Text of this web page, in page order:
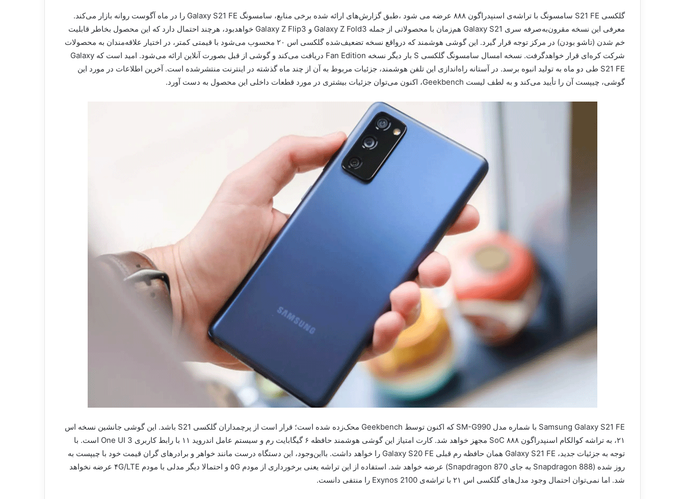
گلکسی S21 FE سامسونگ با تراشه‌ی اسنپدراگون ۸۸۸ عرضه می شود ،طبق گزارش‌های ارائه شده برخی منابع، سامسونگ Galaxy S21 FE را در ماه آگوست روانه بازار می‌کند.
معرفی این نسخه مقرون‌به‌صرفه سری Galaxy S21 هم‌زمان با محصولاتی از جمله Galaxy Z Fold3 و Galaxy Z Flip3 خواهدبود، هرچند احتمال دارد که این محصول بخاطر قابلیت
خم شدن (تاشو بودن) در مرکز توجه قرار گیرد. این گوشی هوشمند که درواقع نسخه تضعیف‌شده گلکسی اس ۲۰ محسوب می‌شود با قیمتی کمتر، در اختیار علاقه‌مندان به محصولات
شرکت کره‌ای قرار خواهدگرفت. نسخه امسال سامسونگ گلکسی S بار دیگر نسخه Fan Edition دریافت می‌کند و گوشی از قبل بصورت آنلاین ارائه می‌شود. امید است که Galaxy
S21 FE طی دو ماه به تولید انبوه برسد. در آستانه راه‌اندازی این تلفن هوشمند، جزئیات مربوط به آن از چند ماه گذشته در اینترنت منتشرشده است. آخرین اطلاعات در مورد این
گوشی، چیپست آن را تأیید می‌کند و به لطف لیست Geekbench، اکنون می‌توان جزئیات بیشتری در مورد قطعات داخلی این محصول به دست آورد.
Samsung Galaxy S21 FE با شماره مدل SM-G990 که اکنون توسط Geekbench محک‌زده شده است؛ قرار است از پرچمداران گلکسی S21 باشد. این گوشی جانشین نسخه اس
۲۱، به تراشه کوالکام اسنپدراگون ۸۸۸ SoC مجهز خواهد شد. کارت امتیاز این گوشی هوشمند حافظه ۶ گیگابایت رم و سیستم عامل اندروید ۱۱ با رابط کاربری One UI 3 است. با
توجه به جزئیات جدید، Galaxy S21 FE همان حافظه رم قبلی Galaxy S20 FE را خواهد داشت. بااین‌وجود، این دستگاه درست مانند خواهر و برادرهای گران قیمت خود با چیپست به
روز شده (Snapdragon 888 به جای Snapdragon 870) عرضه خواهد شد. استفاده از این تراشه یعنی برخورداری از مودم ۵G و احتمالا دیگر مدلی با مودم ۴G/LTE عرضه نخواهد
شد. اما نمی‌توان احتمال وجود مدل‌های گلکسی اس ۲۱ با تراشه‌ی Exynos 2100 را منتفی دانست.